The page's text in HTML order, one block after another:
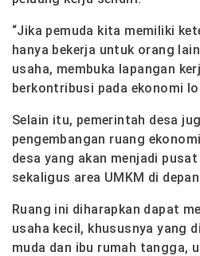
“Jika pemuda kita memiliki
hanya bekerja untuk orang
usaha, membuka lapangan
berkontribusi pada ekonomi
Selain itu, pemerintah desa
pengembangan ruang
desa yang akan menjadi
sekaligus area UMKM di
Ruang ini diharapkan dapat
usaha kecil, khususnya yang
muda dan ibu rumah tangga,